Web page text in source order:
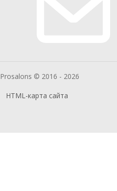
Prosalons © 2016 - 2026
HTML-карта сайта